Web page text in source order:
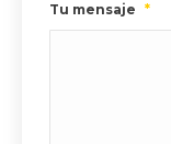
Tu mensaje *